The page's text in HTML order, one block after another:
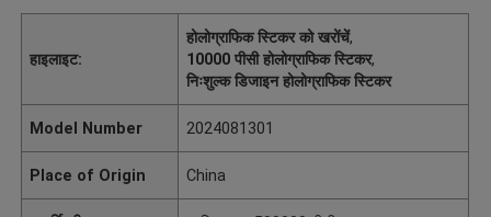
हाइलाइट:
होलोग्राफिक स्टिकर को खरोंचें,
10000 पीसी होलोग्राफिक स्टिकर,
निःशुल्क डिजाइन होलोग्राफिक स्टिकर
Model Number 2024081301
Place of Origin China